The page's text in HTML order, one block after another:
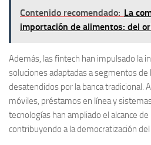
Contenido recomendado: La
importación de alimentos: del
Además, las fintech han impulsado la
soluciones adaptadas a segmentos
desatendidos por la banca tradicional.
móviles, préstamos en línea y
tecnologías han ampliado el alcance
contribuyendo a la democratización